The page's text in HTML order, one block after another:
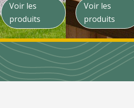
Voir les
produits
Voir les
produits